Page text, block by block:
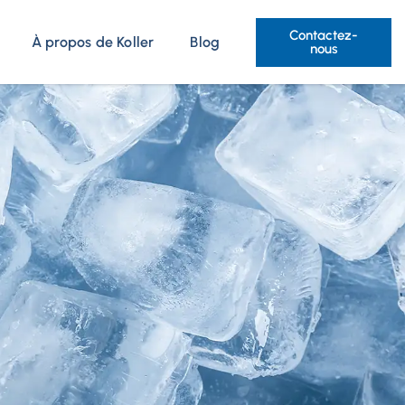
À propos de Koller Blog
Contactez-
nous